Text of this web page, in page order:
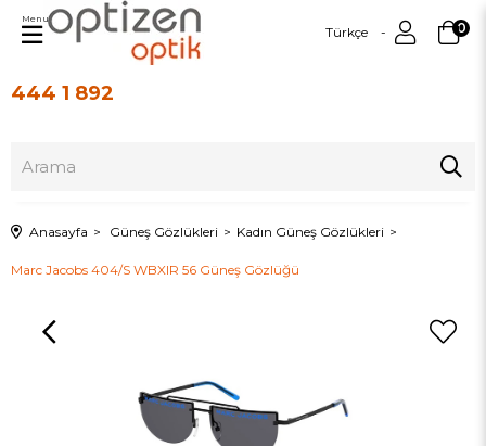
444 1 892
Türkçe 0
Menu
Anasayfa Güneş Gözlükleri Kadın Güneş Gözlükleri
Marc Jacobs 404/S WBXIR 56 Güneş Gözlüğü